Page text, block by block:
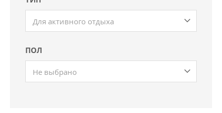
Для активного отдыха
ПОЛ
Не выбрано